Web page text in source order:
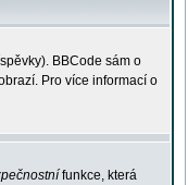
BBCode sám o
Pro více informací o
funkce, která